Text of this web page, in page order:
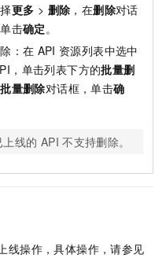
更多 > 删除 ，在删除对话
击确定 。
：在 API 资源列表中选中
，单击列表下方的批量删
批量删除对话框，单击确
上线的 API 不支持删除。
线操作，具体操作，请参见